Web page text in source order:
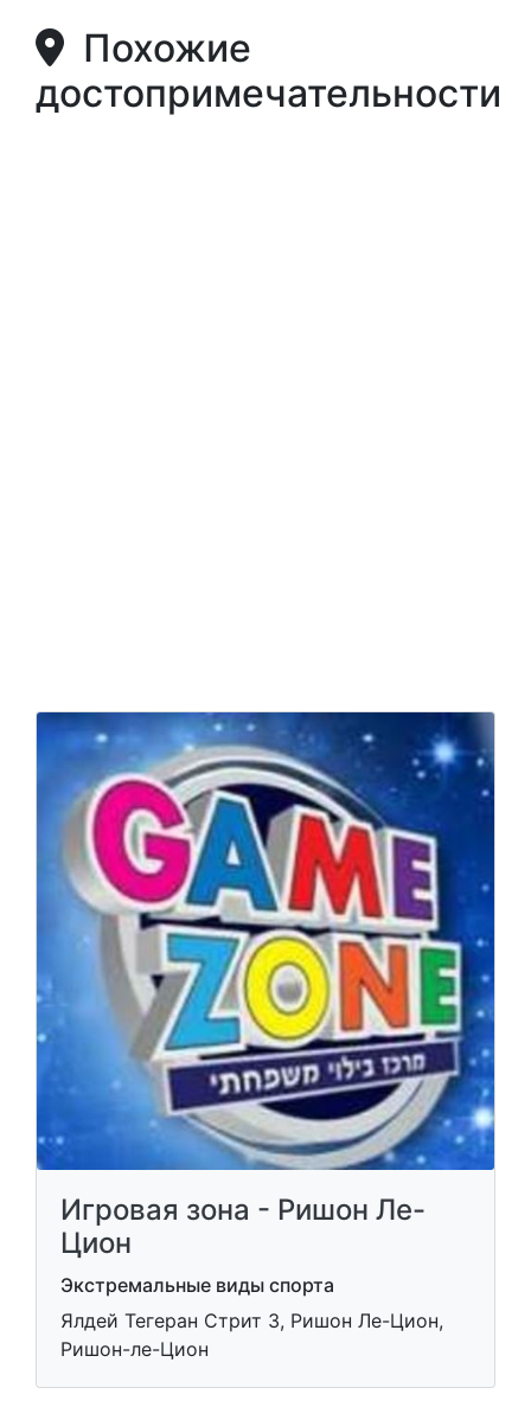
Похожие
достопримечательности
Игровая зона - Ришон Ле-
Цион
Экстремальные виды спорта
Ялдей Тегеран Стрит 3, Ришон Ле-Цион,
Ришон-ле-Цион